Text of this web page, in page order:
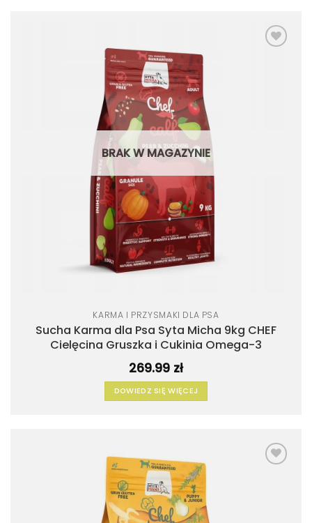
BRAK W MAGAZYNIE
KARMA I PRZYSMAKI DLA PSA
Sucha Karma dla Psa Syta Micha 9kg CHEF
Cielęcina Gruszka i Cukinia Omega-3
269.99 zł
DOWIEDZ SIĘ WIĘCEJ